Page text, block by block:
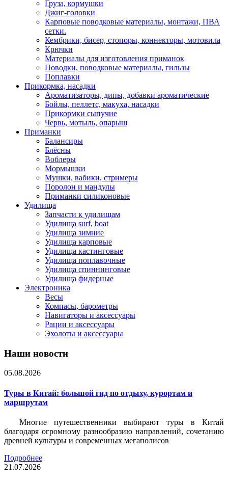
Груза, кормушки
Джиг-головки
Карповые поводковые материалы, монтажи, ПВА
сетки.
Кембрики, бисер, стопоры, коннекторы, мотовила
Крючки
Материалы для изготовления приманок
Поводки, поводковые материалы, гильзы
Поплавки
Прикормка, насадки
Ароматизаторы, дипы, добавки ароматические
Бойлы, пеллетс, макуха, насадки
Прикормки сыпучие
Червь, мотыль, опарыш
Приманки
Балансиры
Блёсны
Воблеры
Мормышки
Мушки, вабики, стримеры
Поролон и мандулы
Приманки силиконовые
Удилища
Запчасти к удилищам
Удилища surf, boat
Удилища зимние
Удилища карповые
Удилища кастинговые
Удилища поплавочные
Удилища спиннинговые
Удилища фидерные
Электроника
Весы
Компасы, барометры
Навигаторы и аксессуары
Рации и аксессуары
Эхолоты и аксессуары
Наши новости
05.08.2026
Туры в Китай: большой гид по отдыху, курортам и
маршрутам
Многие путешественники выбирают туры в Китай
благодаря огромному разнообразию направлений, сочетанию
древней культуры и современных мегаполисов
Подробнее
21.07.2026